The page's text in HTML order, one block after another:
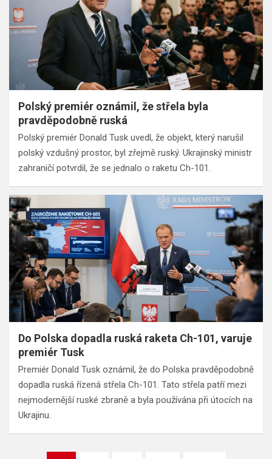
Polský premiér oznámil, že střela byla
pravděpodobně ruská
Polský premiér Donald Tusk uvedl, že objekt, který narušil
polský vzdušný prostor, byl zřejmě ruský. Ukrajinský ministr
zahraničí potvrdil, že se jednalo o raketu Ch-101.
Do Polska dopadla ruská raketa Ch-101, varuje
premiér Tusk
Premiér Donald Tusk oznámil, že do Polska pravděpodobně
dopadla ruská řízená střela Ch-101. Tato střela patří mezi
nejmodernější ruské zbraně a byla používána při útocích na
Ukrajinu.